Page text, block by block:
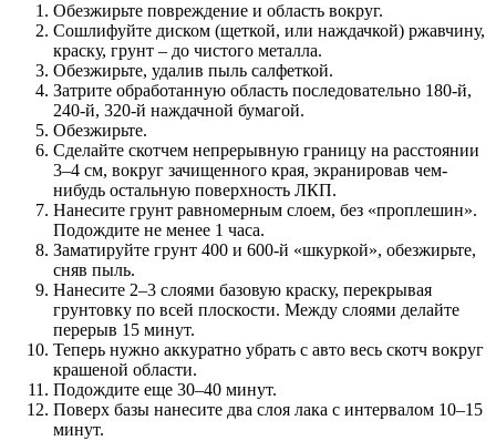
Обезжирьте повреждение и область вокруг.
Сошлифуйте диском (щеткой, или наждачкой) ржавчину,
краску, грунт – до чистого металла.
Обезжирьте, удалив пыль салфеткой.
Затрите обработанную область последовательно 180-й,
240-й, 320-й наждачной бумагой.
Обезжирьте.
Сделайте скотчем непрерывную границу на расстоянии
3–4 см, вокруг зачищенного края, экранировав чем-
нибудь остальную поверхность ЛКП.
Нанесите грунт равномерным слоем, без «проплешин».
Подождите не менее 1 часа.
Заматируйте грунт 400 и 600-й «шкуркой», обезжирьте,
сняв пыль.
Нанесите 2–3 слоями базовую краску, перекрывая
грунтовку по всей плоскости. Между слоями делайте
перерыв 15 минут.
Теперь нужно аккуратно убрать с авто весь скотч вокруг
крашеной области.
Подождите еще 30–40 минут.
Поверх базы нанесите два слоя лака с интервалом 10–15
минут.